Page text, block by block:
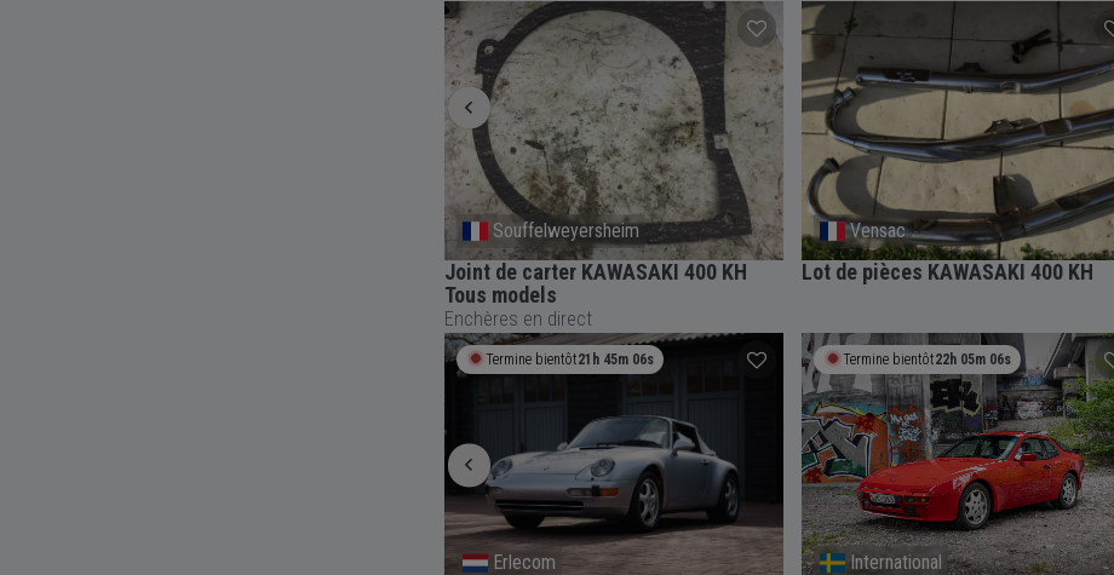
Souffelweyersheim
Joint de carter KAWASAKI 400 KH
Tous models
Vensac
Lot de pièces KAWASAKI 400 KH
Enchères en direct
Termine bientôt21h 45m 05s
Erlecom
Termine bientôt22h 05m 05s
International